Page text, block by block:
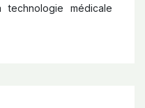
médicale